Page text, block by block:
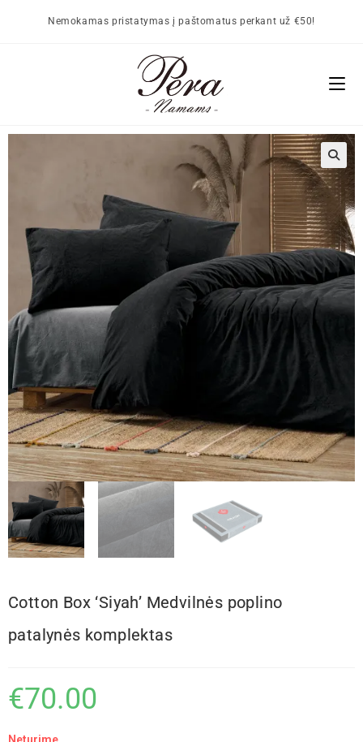
Nemokamas pristatymas į paštomatus perkant už €50!
🔍
Cotton Box ‘Siyah’ Medvilnės poplino
patalynės komplektas
€70.00